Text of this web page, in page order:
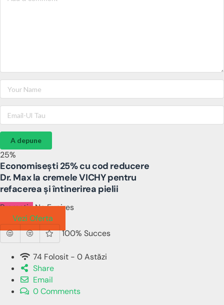
A depune
25%
Economisești 25% cu cod reducere
Dr. Max la cremele VICHY pentru
refacerea și întinerirea pielii
PromotieNo Expires
Vezi Oferta
100% Succes
74 Folosit - 0 Astăzi
Share
Email
0 Comments